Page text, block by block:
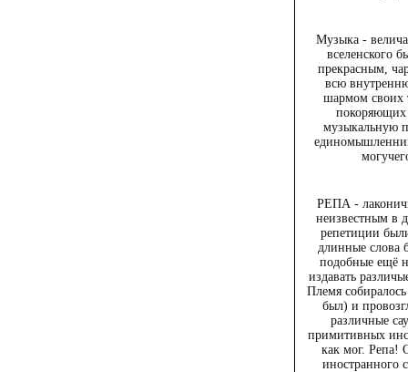
Музыка -
вселенского
прекрасным,
всю
шармом своих
покоряющих
музыкальную
РЕПА -
неизвестным в
репетиции
длинные слова
подобные ещё
издавать
Племя
был) и
различные
примитивных
как мог. Репа!
иностранного